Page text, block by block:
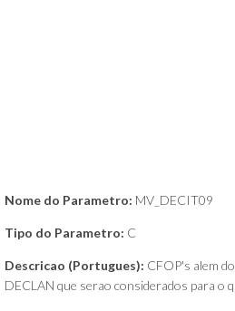
Nome do Parametro: MV_DECIT09
Tipo do Parametro: C
Descricao (Portugues): CFOP's alem
DECLAN que serao considerados para o